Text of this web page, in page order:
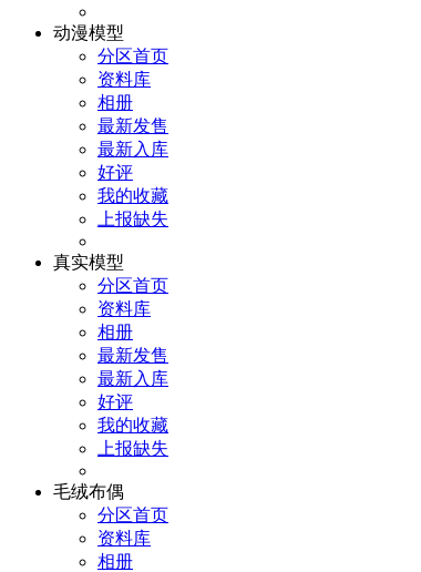
动漫模型
分区首页
资料库
相册
最新发售
最新入库
好评
我的收藏
上报缺失
真实模型
分区首页
资料库
相册
最新发售
最新入库
好评
我的收藏
上报缺失
毛绒布偶
分区首页
资料库
相册